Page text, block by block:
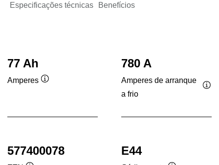
Especificações técnicas Benefícios
77 Ah
Amperes
780 A
Amperes de arranque
a frio
577400078 E44